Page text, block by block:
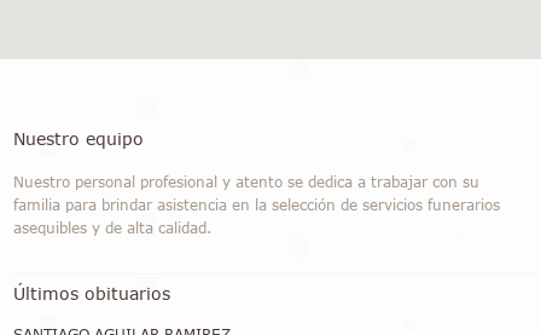
Nuestro equipo
Nuestro personal profesional y atento se dedica a trabajar con su
familia para brindar asistencia en la selección de servicios funerarios
asequibles y de alta calidad.
Últimos obituarios